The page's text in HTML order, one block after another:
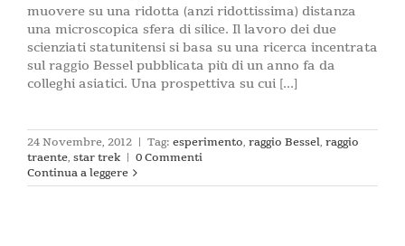
muovere su una ridotta (anzi ridottissima) distanza
una microscopica sfera di silice. Il lavoro dei due
scienziati statunitensi si basa su una ricerca incentrata
sul raggio Bessel pubblicata più di un anno fa da
colleghi asiatici. Una prospettiva su cui [...]
24 Novembre, 2012 | Tag: esperimento, raggio Bessel, raggio
traente, star trek | 0 Commenti
Continua a leggere